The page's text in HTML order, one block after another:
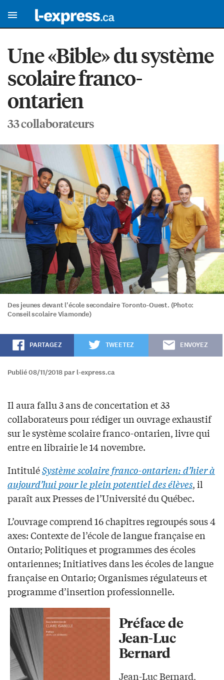
Une «Bible» du système
scolaire franco-
ontarien
33 collaborateurs
Des jeunes devant l'école secondaire Toronto-Ouest. (Photo:
Conseil scolaire Viamonde)
PARTAGEZ TWEETEZ ENVOYEZ
Publié 08/11/2018 par l-express.ca
Il aura fallu 3 ans de concertation et 33
collaborateurs pour rédiger un ouvrage exhaustif
sur le système scolaire franco-ontarien, livre qui
entre en librairie le 14 novembre.
IntituléSystème scolaire franco-ontarien: d’hier à
aujourd’hui pour le plein potentiel des élèves, il
paraît aux Presses de l’Université du Québec.
L’ouvrage comprend 16 chapitres regroupés sous 4
axes: Contexte de l’école de langue française en
Ontario; Politiques et programmes des écoles
ontariennes; Initiatives dans les écoles de langue
française en Ontario; Organismes régulateurs et
programme d’insertion professionnelle.
Préface de
Jean-Luc
Bernard
Jean-Luc Bernard,